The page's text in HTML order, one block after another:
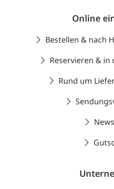
Online
Bestellen & nach
Reservieren & in
Rund um